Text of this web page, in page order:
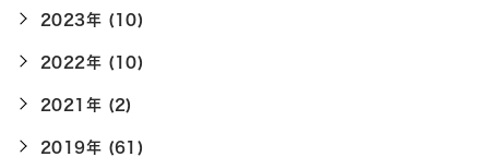
2023年 (10)
2022年 (10)
2021年 (2)
2019年 (61)